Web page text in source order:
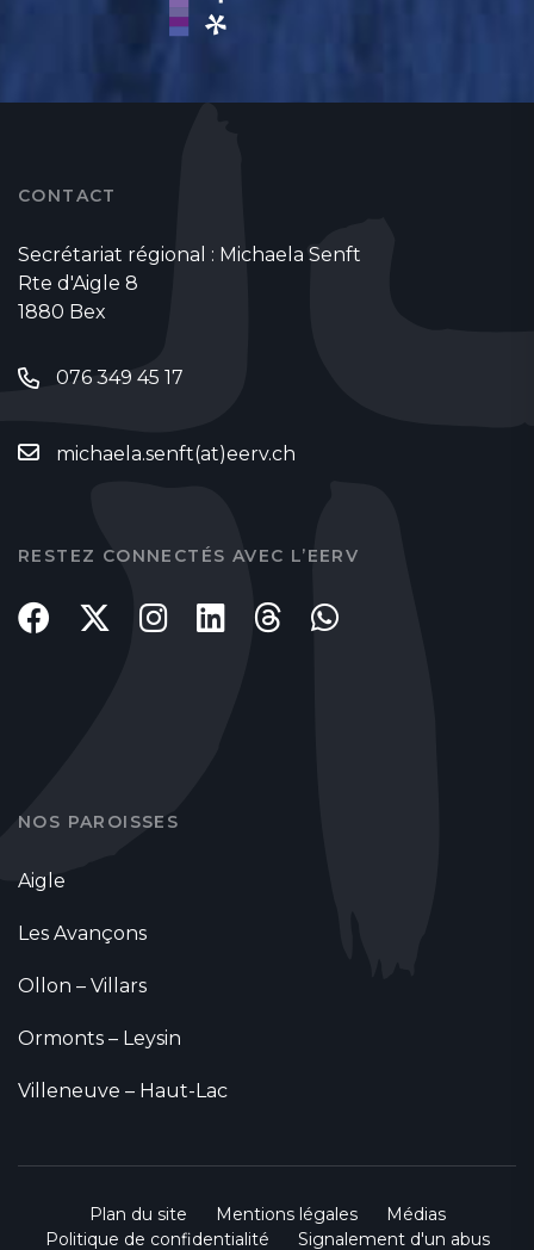
CONTACT
Secrétariat régional : Michaela Senft
Rte d'Aigle 8
1880 Bex
076 349 45 17
michaela.senft(at)eerv.ch
RESTEZ CONNECTÉS AVEC L’EERV
NOS PAROISSES
Aigle
Les Avançons
Ollon – Villars
Ormonts – Leysin
Villeneuve – Haut-Lac
Plan du site Mentions légales
Médias
Politique de confidentialité
Signalement d'un abus